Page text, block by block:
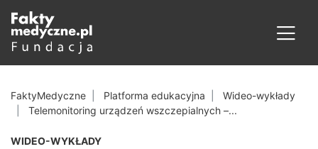
FaktyMedyczne Platforma edukacyjna
Wideo-wykłady
Telemonitoring urządzeń wszczepialnych –...
WIDEO-WYKŁADY